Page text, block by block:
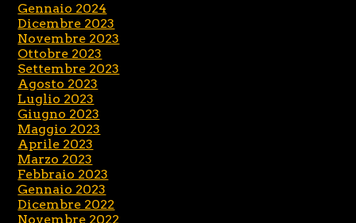
Gennaio 2024
Dicembre 2023
Novembre 2023
Ottobre 2023
Settembre 2023
Agosto 2023
Luglio 2023
Giugno 2023
Maggio 2023
Aprile 2023
Marzo 2023
Febbraio 2023
Gennaio 2023
Dicembre 2022
Novembre 2022